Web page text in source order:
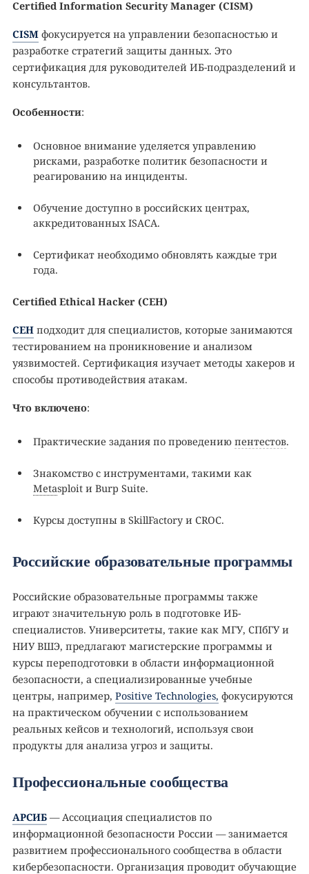
Certified Information Security Manager (CISM)
CISM фокусируется на управлении безопасностью и
разработке стратегий защиты данных. Это
сертификация для руководителей ИБ-подразделений и
консультантов.
Особенности:
Основное внимание уделяется управлению
рисками, разработке политик безопасности и
реагированию на инциденты.
Обучение доступно в российских центрах,
аккредитованных ISACA.
Сертификат необходимо обновлять каждые три
года.
Certified Ethical Hacker (CEH)
CEH подходит для специалистов, которые занимаются
тестированием на проникновение и анализом
уязвимостей. Сертификация изучает методы хакеров и
способы противодействия атакам.
Что включено:
Практические задания по проведению пентестов.
Знакомство с инструментами, такими как
Metasploit и Burp Suite.
Курсы доступны в SkillFactory и CROC.
Российские образовательные программы
Российские образовательные программы также
играют значительную роль в подготовке ИБ-
специалистов. Университеты, такие как МГУ, СПбГУ и
НИУ ВШЭ, предлагают магистерские программы и
курсы переподготовки в области информационной
безопасности, а специализированные учебные
центры, например, Positive Technologies, фокусируются
на практическом обучении с использованием
реальных кейсов и технологий, используя свои
продукты для анализа угроз и защиты.
Профессиональные сообщества
АРСИБ — Ассоциация специалистов по
информационной безопасности России — занимается
развитием профессионального сообщества в области
кибербезопасности. Организация проводит обучающие